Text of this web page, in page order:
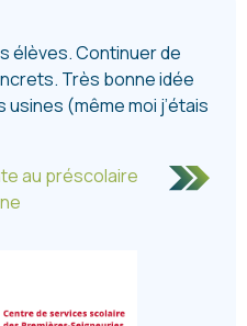
élèves. Continuer de
Très bonne idée
(même moi j’étais
au préscolaire